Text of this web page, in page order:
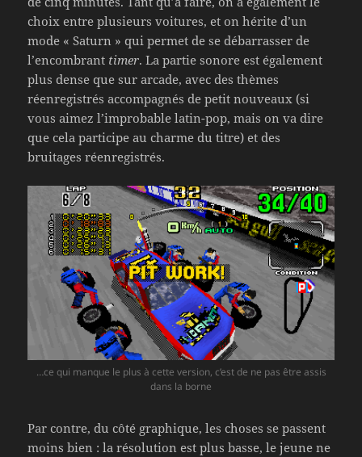
choix entre plusieurs voitures, et on hérite d’un
mode « Saturn » qui permet de se débarrasser de
l’encombrant timer. La partie sonore est également
plus dense que sur arcade, avec des thèmes
réenregistrés accompagnés de petit nouveaux (si
vous aimez l’improbable latin-pop, mais on va dire
que cela participe au charme du titre) et des
bruitages réenregistrés.
…ce qui manque le plus à cette version, c’est de ne pas être assis
dans la borne
Par contre, du côté graphique, les choses se passent
moins bien : la résolution est plus basse, le jeune ne